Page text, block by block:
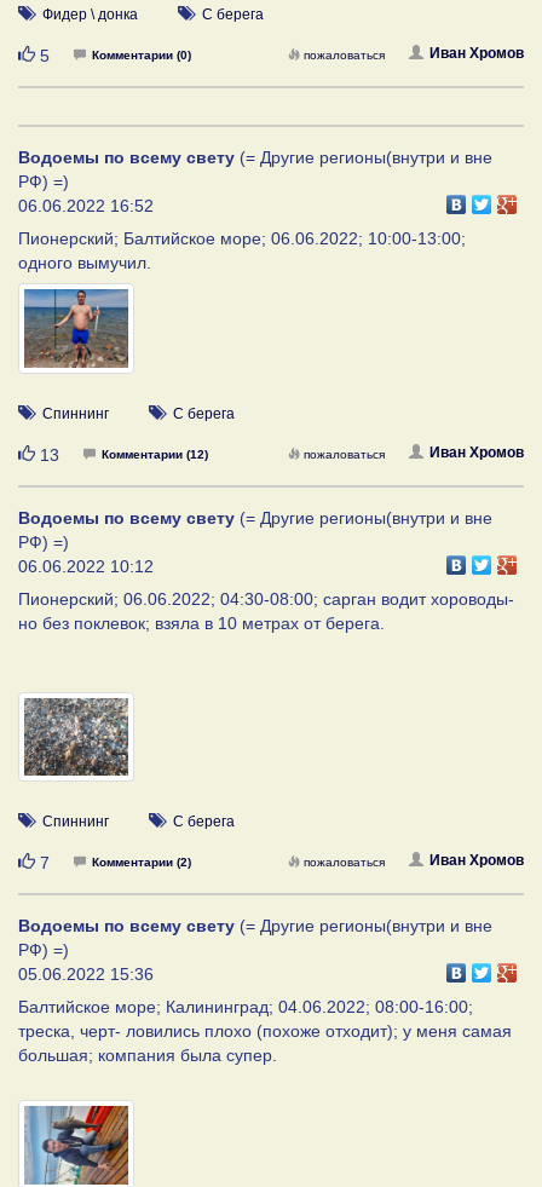
Фидер \ донка С берега
Нравится
5 Комментарии (0) Иван Хромов
пожаловаться
Водоемы по всему свету (= Другие регионы(внутри и вне
РФ) =)
06.06.2022 16:52
Пионерский; Балтийское море; 06.06.2022; 10:00-13:00;
одного вымучил.
Спиннинг С берега
Нравится
13 Комментарии (12) Иван Хромов
пожаловаться
Водоемы по всему свету (= Другие регионы(внутри и вне
РФ) =)
06.06.2022 10:12
Пионерский; 06.06.2022; 04:30-08:00; сарган водит хороводы-
но без поклевок; взяла в 10 метрах от берега.
Спиннинг С берега
Нравится
7 Комментарии (2) Иван Хромов
пожаловаться
Водоемы по всему свету (= Другие регионы(внутри и вне
РФ) =)
05.06.2022 15:36
Балтийское море; Калининград; 04.06.2022; 08:00-16:00;
треска, черт- ловились плохо (похоже отходит); у меня самая
большая; компания была супер.